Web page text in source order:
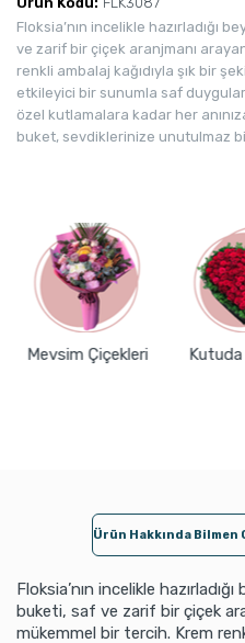
Floksia’nın incelikle hazırladığı
ve zarif bir çiçek aranjmanı
renkli ambalaj kağıdıyla şık bir
etkileyici bir sunumla saf
özel kutlamalara kadar her
buket, sevdiklerinize unutulmaz
Mevsim Çiçekleri Kutuda
Ürün Hakkında Bilmen
Floksia’nın incelikle
buketi, saf ve zarif bir çiçek
mükemmel bir tercih. Krem